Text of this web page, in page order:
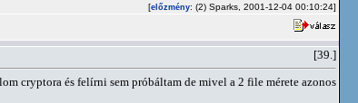
[előzmény: (2) Sparks, 2001-12-04 00:10:24]
[39.]
cryptora és felírni sem próbáltam de mivel a 2 file mérete azonos